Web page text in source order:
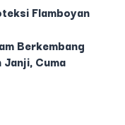
Flamboyan
Berkembang
Cuma